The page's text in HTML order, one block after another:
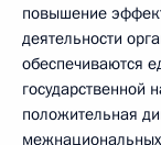
повышение
деятельности
обеспечиваются
государственной
положительная